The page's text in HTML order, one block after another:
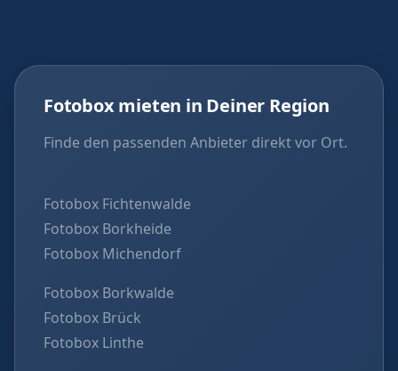
Fotobox mieten in Deiner Region
Finde den passenden Anbieter direkt vor Ort.
Fotobox Fichtenwalde
Fotobox Borkheide
Fotobox Michendorf
Fotobox Borkwalde
Fotobox Brück
Fotobox Linthe